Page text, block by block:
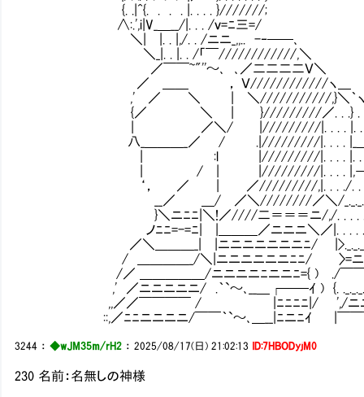
{. .|^{. . . . |. . . . }///////;
∧:.',i|V_＿__/|. . . /ｖ=ﾆ三=/
＼| |. . |,/. . /ニニ_,,.. -‐──､ おや、初
＼_|. . |. . /「￣////////////,＼
／￣￣~"''～､ ､／二二二二Ｖ＼
／ ＿＿ ， Ｖ////////////ヽ＿
,' ／ ＼ | ＼///////////,}＼｀
{／ ＼ | }/////////／. . .} . .‘
| ／＼/ |/////////|. . . . |. . .
八_＿＿＿_／ / .|/////////|. . . . |_＿
| :l |/////////|. . . . |. . .
| / | |/////////|. . . . |,―-
‘， ／ | ／/////////,|. . . ./. . .
__／ ＿/ ／＼////////／＼/
}＼ニﾆﾆ|＼!／////二＝＝＝ニ/,/. . . . .
ノﾆﾆ=-=ﾆ| |＿＿＿／ニニニ＼／|. . . . .
／＼＿＿＿_| |ニニニニニニニﾆ/
/ ＿＿＿＿_/＼|ニニニニニニﾆﾆ/ 〉=ニ
/／ ＿＿＿＿＿/ニニニニﾆニニﾆ={ ) ./￣￣.
,' ／ニニニニニ/ .｀`～､__＿┌──ｲ ) {.
,,／／￣￣￣￣ / |ﾆﾆﾆﾆ|/ ',/ニニ
::,／ﾆﾆニニニニ/￣￣｀`～､＿__|ﾆニﾆｲ |￣￣
3244 ：◆wJM35m/rH2 ：2025/08/17(日) 21:02:13 ID:7HBODyjM0
230 名前：名無しの神様